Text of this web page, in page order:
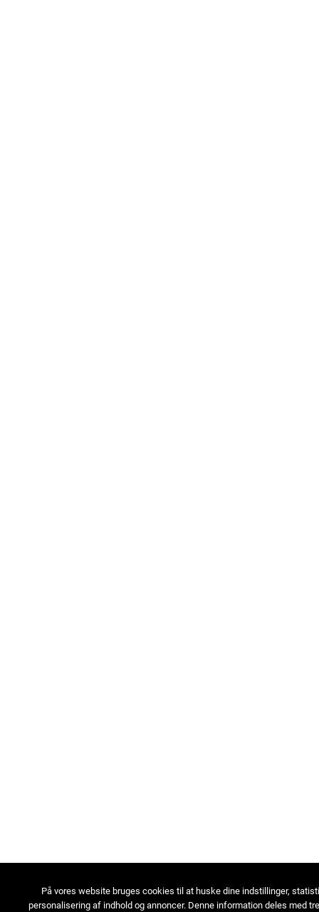
På vores website bruges cookies til at huske dine indstillinger,
personalisering af indhold og annoncer. Denne information deles med